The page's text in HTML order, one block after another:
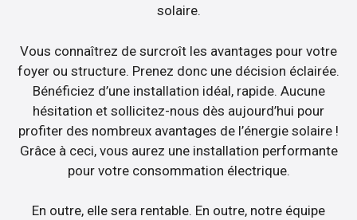
solaire.
Vous connaîtrez de surcroît les avantages pour votre
foyer ou structure. Prenez donc une décision éclairée.
Bénéficiez d’une installation idéal, rapide. Aucune
hésitation et sollicitez-nous dès aujourd’hui pour
profiter des nombreux avantages de l’énergie solaire !
Grâce à ceci, vous aurez une installation performante
pour votre consommation électrique.
En outre, elle sera rentable. En outre, notre équipe